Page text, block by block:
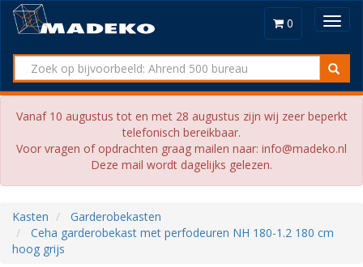
0
Vanaf 10 augustus tot en met 28 augustus zijn wij zeer beperkt
telefonisch bereikbaar.
Voor vragen of opdrachten graag mailen naar: info@madeko.nl
Deze mail wordt dagelijks gelezen.
Kasten
Garderobekasten
Ceha garderobekast met perfodeuren NH 180-1.2 180 cm
hoog grijs